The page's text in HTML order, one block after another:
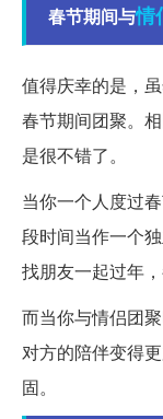
春节期间与情
值得庆幸的是，
春节期间团聚。
是很不错了。
当你一个人度过
段时间当作一个
找朋友一起过年
而当你与情侣团
对方的陪伴变得
固。